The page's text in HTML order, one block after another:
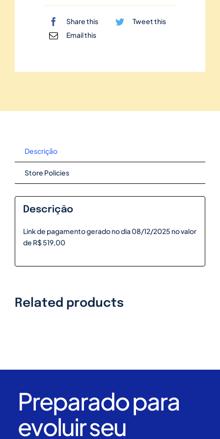
Share this
Tweet this
Email this
Descrição
Store Policies
Descrição
Link de pagamento gerado no dia 08/12/2025 no valor
de R$ 519,00
Related products
Preparado para
evoluir seu